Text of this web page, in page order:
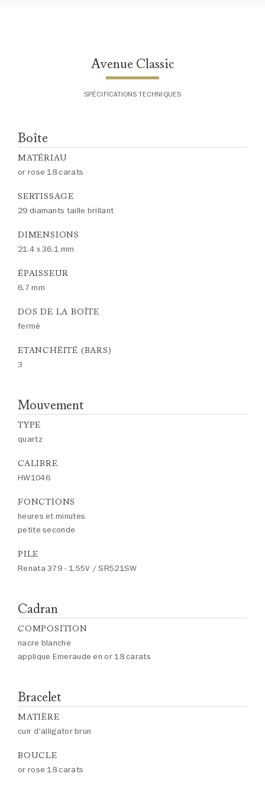
Avenue Classic
SPÉCIFICATIONS TECHNIQUES
Boîte
MATÉRIAU
or rose 18 carats
SERTISSAGE
29 diamants taille brillant
DIMENSIONS
21.4 x 36.1 mm
ÉPAISSEUR
6.7 mm
DOS DE LA BOÎTE
fermé
ETANCHÉITÉ (BARS)
3
Mouvement
TYPE
quartz
CALIBRE
HW1046
FONCTIONS
heures et minutes
petite seconde
PILE
Renata 379 - 1.55V / SR521SW
Cadran
COMPOSITION
nacre blanche
applique Emeraude en or 18 carats
Bracelet
MATIÈRE
cuir d'alligator brun
BOUCLE
or rose 18 carats